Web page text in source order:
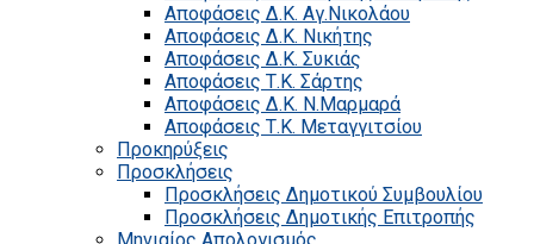
Αποφάσεις Δ.Κ. Αγ.Νικολάου
Αποφάσεις Δ.Κ. Νικήτης
Αποφάσεις Δ.Κ. Συκιάς
Αποφάσεις Τ.Κ. Σάρτης
Αποφάσεις Δ.Κ. Ν.Μαρμαρά
Αποφάσεις Τ.Κ. Μεταγγιτσίου
Προκηρύξεις
Προσκλήσεις
Προσκλήσεις Δημοτικού Συμβουλίου
Προσκλήσεις Δημοτικής Επιτροπής